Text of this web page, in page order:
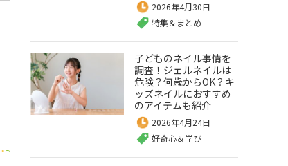
2026年4月30日
特集＆まとめ
子どものネイル事情を
調査！ジェルネイルは
危険？何歳からOK？キ
ッズネイルにおすすめ
のアイテムも紹介
2026年4月24日
好奇心＆学び